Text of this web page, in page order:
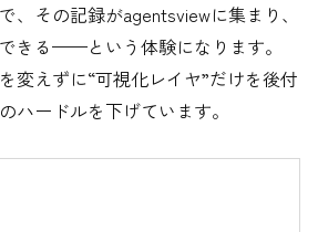
、その記録がagentsviewに集まり、
きる——という体験になります。
変えずに“可視化レイヤ”だけを後付
ハードルを下げています。